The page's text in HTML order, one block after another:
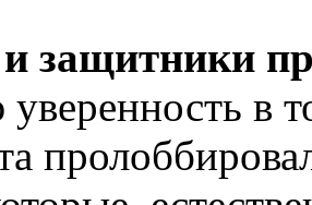
защитники
в